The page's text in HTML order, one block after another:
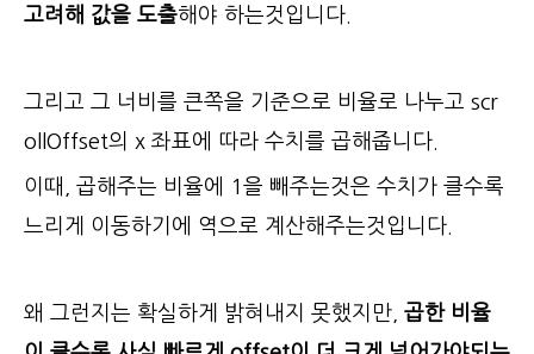
고려해 값을 도출해야 하는것입니다.
그리고 그 너비를 큰쪽을 기준으로 비율로 나누고 scr
ollOffset의 x 좌표에 따라 수치를 곱해줍니다.
이때, 곱해주는 비율에 1을 빼주는것은 수치가 클수록
느리게 이동하기에 역으로 계산해주는것입니다.
왜 그런지는 확실하게 밝혀내지 못했지만, 곱한 비율